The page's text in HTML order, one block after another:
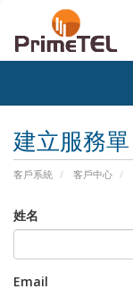
建立服務單
客戶系統 客戶中心
姓名
Email